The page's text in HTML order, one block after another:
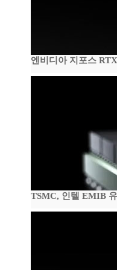
엔비디아 지포스
TSMC, 인텔 EMIB